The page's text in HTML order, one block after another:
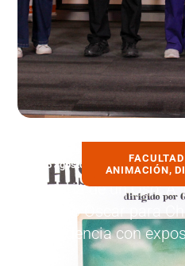
ANIMACIÓN,
6 agosto, 2026
Historia de un Oso:
Premio Oscar para
Providencia con